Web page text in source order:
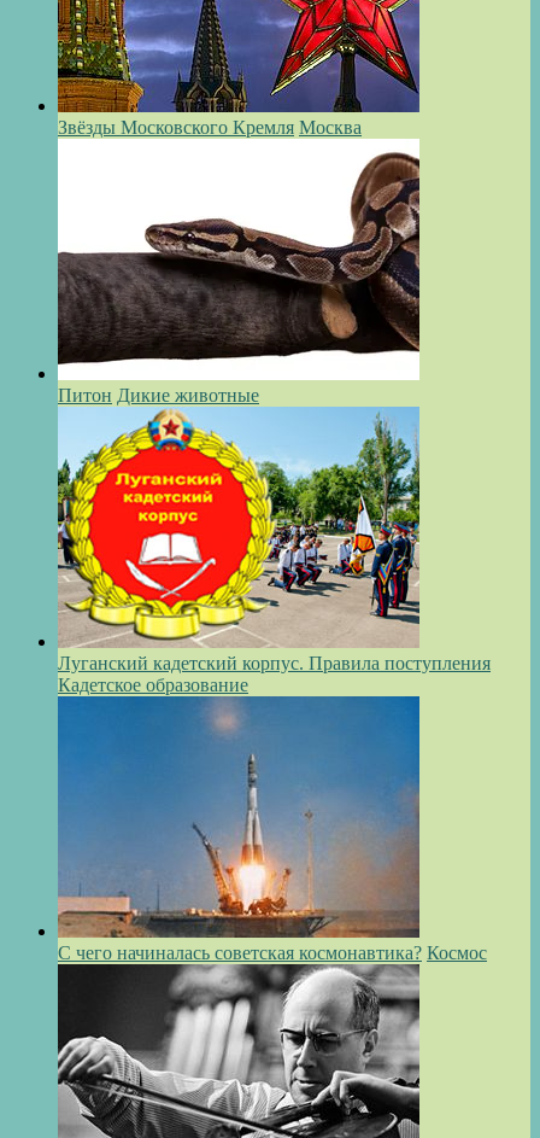
Звёзды Московского Кремля Москва
Питон Дикие животные
Луганский кадетский корпус. Правила поступления
Кадетское образование
С чего начиналась советская космонавтика? Космос